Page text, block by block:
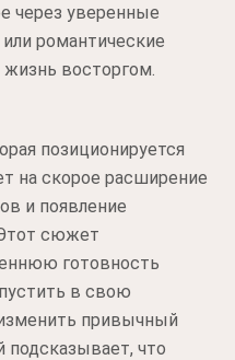
через уверенные
романтические
восторгом.
позиционируется
на скорое расширение
и появление
сюжет
готовность
в свою
привычный
подсказывает, что